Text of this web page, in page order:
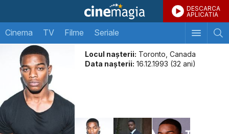
DESCARCA
APLICATIA
Cinema TV Filme Seriale
Locul naşterii: Toronto, Canada
Data naşterii: 16.12.1993 (32 ani)